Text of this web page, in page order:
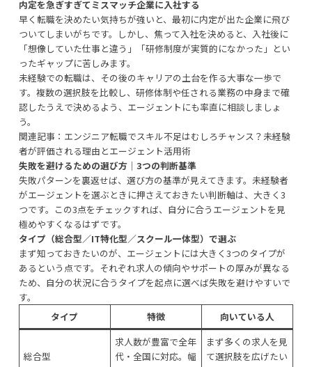
内定を急ぎすぎてミスマッチ企業に入社する
早く転職を決めたい気持ちが強いと、最初に内定が出た企業に飛び
ついてしまいがちです。しかし、焦って入社を決めると、入社後に
「想像していた仕事と違う」「研修制度が実質的になかった」とい
ったギャップに苦しみます。
未経験での転職は、その後のキャリアの土台を作る大事な一歩で
す。複数の選択肢を比較し、研修体制や任される業務の中身まで確
認したうえで決めるよう、エージェントにも率直に相談しましょ
う。
関連記事： エンジニア転職でスキル不足はむしろチャンス？未経験
者が評価される理由とエージェント活用術
失敗を避けるための選び方｜3つの判断基準
失敗パターンを裏返せば、選び方の基準が見えてきます。未経験者
がエージェントを選ぶときに押さえておきたい判断軸は、大きく3
つです。この3点をチェックすれば、自分に合うエージェントを見
極めやすくなるはずです。
タイプ（総合型／IT特化型／スクール一体型）で選ぶ
まず知っておきたいのが、エージェントには大きく3つのタイプが
あるという点です。それぞれ求人の傾向やサポートの厚みが異なる
ため、自分の状況に合うタイプを起点に選べば失敗を避けやすいで
す。
タイプ
特徴 向いている人
総合型
求人数が豊富で全年
代・全国に対応。幅
まず多くの求人を見
て選択肢を広げたい